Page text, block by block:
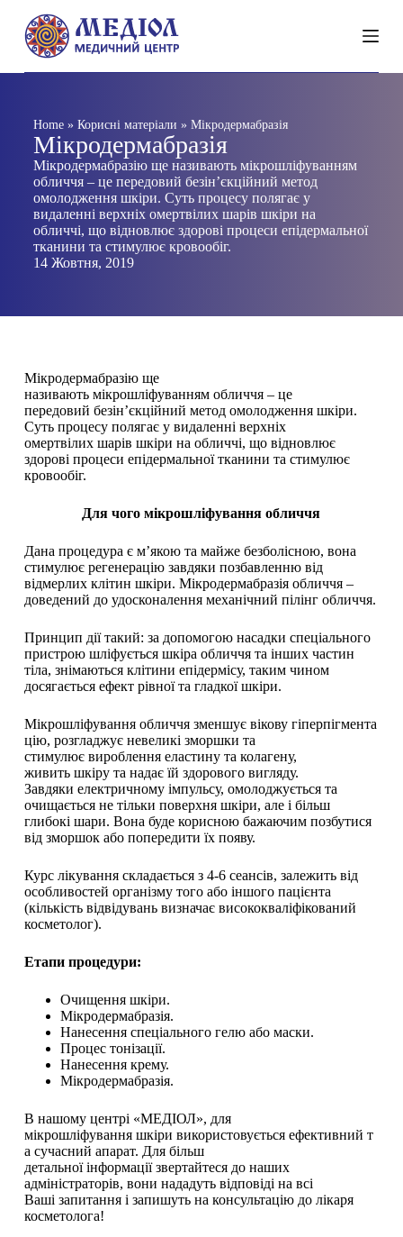
Home» Корисні матеріали » Мікродермабразія
Мікродермабразія
Мікродермабразію ще називають мікрошліфуванням
обличчя – це передовий безін’єкційний метод
омолодження шкіри. Суть процесу полягає у
видаленні верхніх омертвілих шарів шкіри на
обличчі, що відновлює здорові процеси епідермальної
тканини та стимулює кровообіг.
14 Жовтня, 2019
Мікродермабразію ще
називають мікрошліфуванням обличчя – це
передовий безін’єкційний метод омолодження шкіри.
Суть процесу полягає у видаленні верхніх
омертвілих шарів шкіри на обличчі, що відновлює
здорові процеси епідермальної тканини та стимулює
кровообіг.
Для чого мікрошліфування обличчя
Дана процедура є м’якою та майже безболісною, вона
стимулює регенерацію завдяки позбавленню від
відмерлих клітин шкіри. Мікродермабразія обличчя –
доведений до удосконалення механічний пілінг обличчя.
Принцип дії такий: за допомогою насадки спеціального
пристрою шліфується шкіра обличчя та інших частин
тіла, знімаються клітини епідермісу, таким чином
досягається ефект рівної та гладкої шкіри.
Мікрошліфування обличчя зменшує вікову гіперпігмента
цію, розгладжує невеликі зморшки та
стимулює вироблення еластину та колагену,
живить шкіру та надає їй здорового вигляду.
Завдяки електричному імпульсу, омолоджується та
очищається не тільки поверхня шкіри, але і більш
глибокі шари. Вона буде корисною бажаючим позбутися
від зморшок або попередити їх появу.
Курс лікування складається з 4-6 сеансів, залежить від
особливостей організму того або іншого пацієнта
(кількість відвідувань визначає висококваліфікований
косметолог).
Етапипроцедури:
Очищення шкіри.
Мікродермабразія.
Нанесення спеціального гелю або маски.
Процес тонізації.
Нанесення крему.
Мікродермабразія.
В нашому центрі «МЕДІОЛ», для
мікрошліфування шкіри використовується ефективний т
а сучасний апарат. Для більш
детальної інформації звертайтеся до наших
адміністраторів, вони нададуть відповіді на всі
Ваші запитання і запишуть на консультацію до лікаря
косметолога!